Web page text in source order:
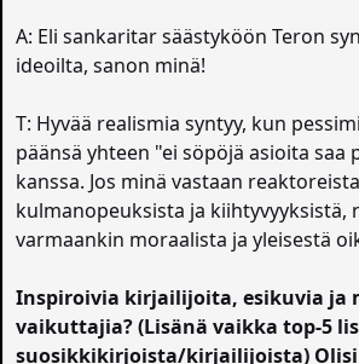
A: Eli sankaritar säästyköön Teron
ideoilta, sanon minä!
T: Hyvää realismia syntyy, kun
päänsä yhteen "ei söpöjä asioita saa
kanssa. Jos minä vastaan
kulmanopeuksista ja kiihtyvyyksistä,
varmaankin moraalista ja yleisestä
Inspiroivia kirjailijoita, esikuvia ja
vaikuttajia? (Lisänä vaikka top-5
suosikkikirjoista/kirjailijoista)